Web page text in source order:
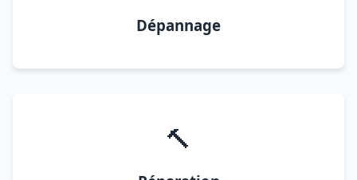
Dépannage
🔨